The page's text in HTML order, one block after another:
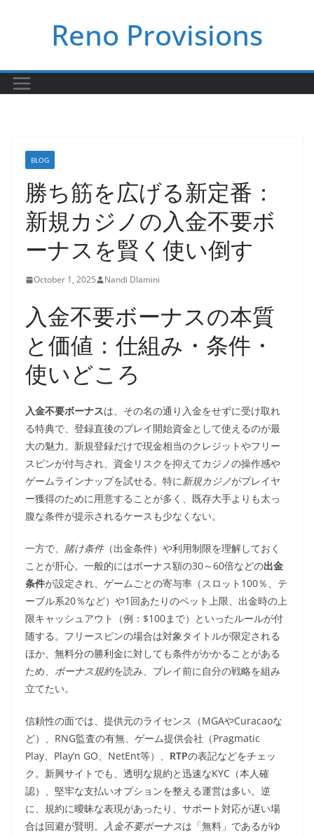
Reno Provisions
BLOG
勝ち筋を広げる新定番：
新規カジノの入金不要ボ
ーナスを賢く使い倒す
October 1, 2025 Nandi Dlamini
入金不要ボーナスの本質
と価値：仕組み・条件・
使いどころ
入金不要ボーナスは、その名の通り入金をせずに受け取れ
る特典で、登録直後のプレイ開始資金として使えるのが最
大の魅力。新規登録だけで現金相当のクレジットやフリー
スピンが付与され、資金リスクを抑えてカジノの操作感や
ゲームラインナップを試せる。特に新規カジノがプレイヤ
ー獲得のために用意することが多く、既存大手よりも太っ
腹な条件が提示されるケースも少なくない。
一方で、 賭け条件（出金条件）や利用制限を理解しておく
ことが肝心。一般的にはボーナス額の30～60倍などの出金
条件が設定され、ゲームごとの寄与率（スロット100％、テ
ーブル系20％など）や1回あたりのベット上限、出金時の上
限キャッシュアウト（例：$100まで）といったルールが付
随する。フリースピンの場合は対象タイトルが限定される
ほか、無料分の勝利金に対しても条件がかかることがある
ため、 ボーナス規約を読み、プレイ前に自分の戦略を組み
立てたい。
信頼性の面では、提供元のライセンス（MGAやCuracaoな
ど）、RNG監査の有無、ゲーム提供会社（Pragmatic
Play、Play’n GO、NetEnt等）、 RTPの表記などをチェッ
ク。新興サイトでも、透明な規約と迅速なKYC（本人確
認）、堅牢な支払いオプションを整える運営は多い。逆
に、規約に曖昧な表現があったり、サポート対応が遅い場
合は回避が賢明。 入金不要ボーナスは「無料」であるがゆ